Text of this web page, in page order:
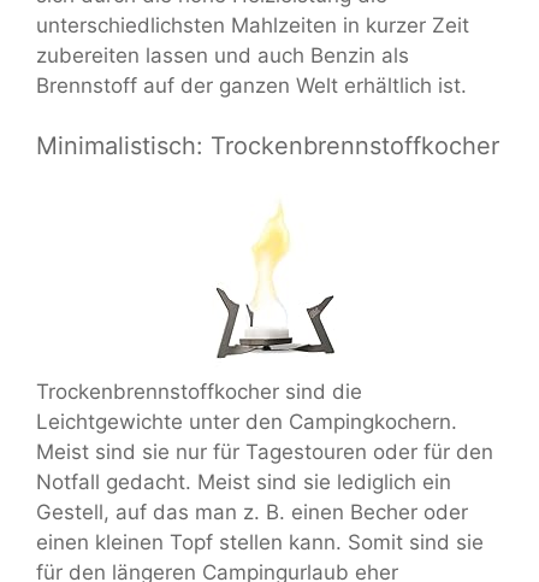
unterschiedlichsten Mahlzeiten in kurzer Zeit
zubereiten lassen und auch Benzin als
Brennstoff auf der ganzen Welt erhältlich ist.
Minimalistisch: Trockenbrennstoffkocher
Trockenbrennstoffkocher sind die
Leichtgewichte unter den Campingkochern.
Meist sind sie nur für Tagestouren oder für den
Notfall gedacht. Meist sind sie lediglich ein
Gestell, auf das man z. B. einen Becher oder
einen kleinen Topf stellen kann. Somit sind sie
für den längeren Campingurlaub eher